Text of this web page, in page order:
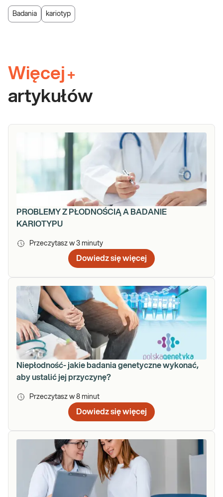
Badania kariotyp
Więcej +
artykułów
PROBLEMY Z PŁODNOŚCIĄ A BADANIE
KARIOTYPU
Przeczytasz w 3 minuty
Dowiedz się więcej
Niepłodność- jakie badania genetyczne wykonać,
aby ustalić jej przyczynę?
Przeczytasz w 8 minut
Dowiedz się więcej